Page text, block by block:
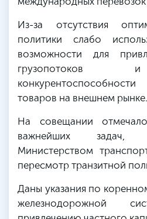
Из-за отсутствия
политики слабо
возможности для
грузопотоков
товаров на внешнем рынке.
На совещании
важнейших задач,
Министерством
пересмотр транзитной
Даны указания по
железнодорожной